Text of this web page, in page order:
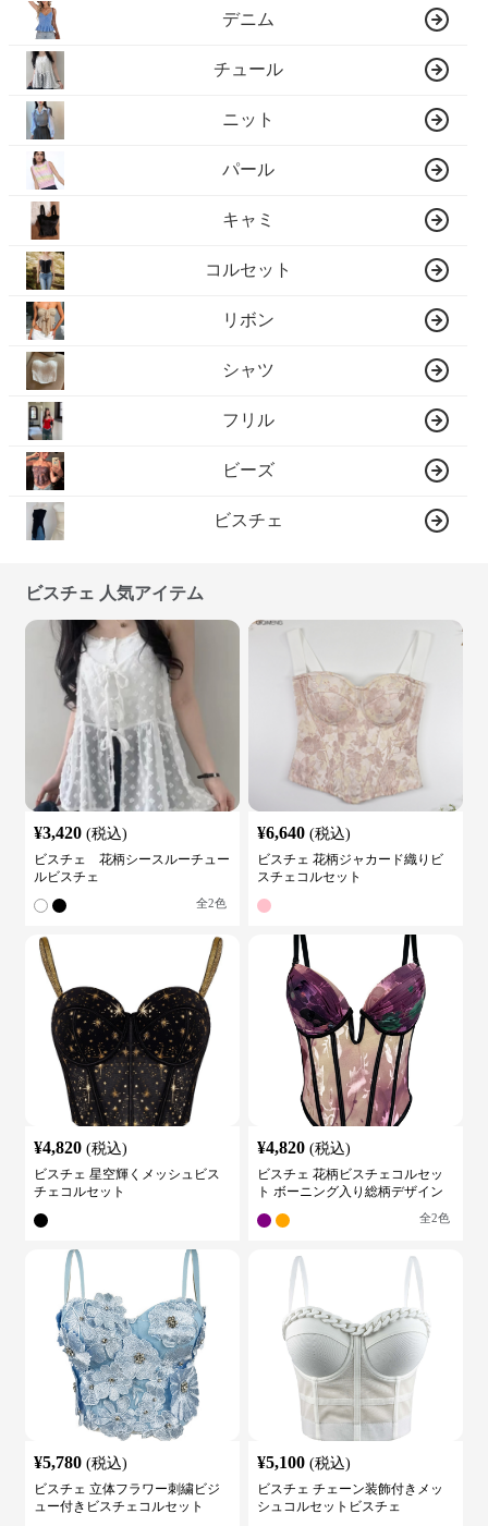
デニム
チュール
ニット
パール
キャミ
コルセット
リボン
シャツ
フリル
ビーズ
ビスチェ
ビスチェ 人気アイテム
¥3,420 (税込)
ビスチェ 花柄シースルーチュー
ルビスチェ
全2色
¥6,640 (税込)
ビスチェ 花柄ジャカード織りビ
スチェコルセット
¥4,820 (税込)
ビスチェ 星空輝くメッシュビス
チェコルセット
¥4,820 (税込)
ビスチェ 花柄ビスチェコルセッ
ト ボーニング入り総柄デザイン
全2色
¥5,780 (税込)
ビスチェ 立体フラワー刺繍ビジ
ュー付きビスチェコルセット
¥5,100 (税込)
ビスチェ チェーン装飾付きメッ
シュコルセットビスチェ